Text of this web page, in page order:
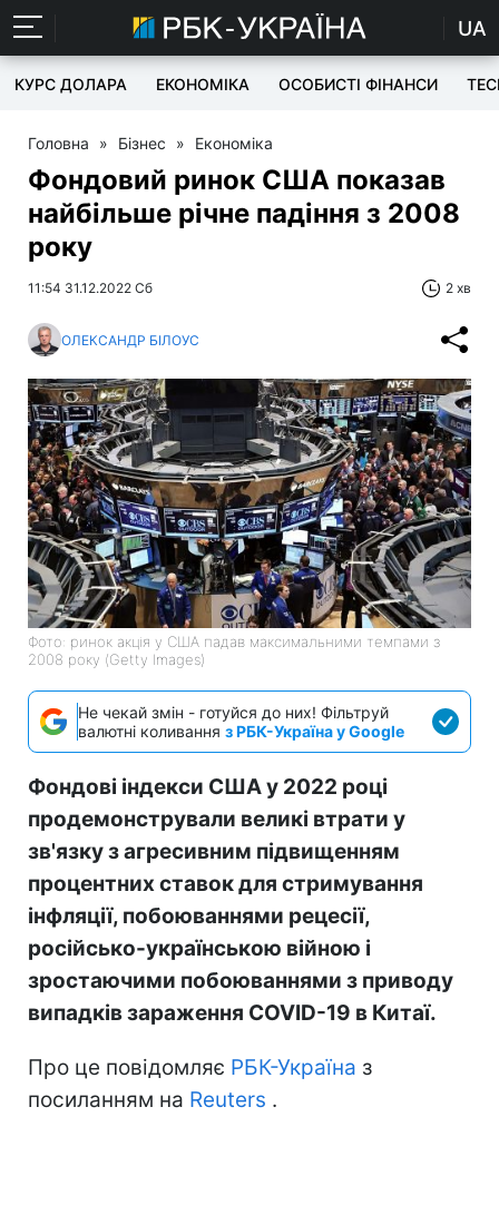
UA
КУРС ДОЛАРА ЕКОНОМІКА ОСОБИСТІ ФІНАНСИ
Головна » Бізнес » Економіка
Фондовий ринок США показав
найбільше річне падіння з 2008
року
11:54 31.12.2022 Сб 2 хв
ОЛЕКСАНДР БІЛОУС
Фото: ринок акція у США падав максимальними темпами з
2008 року (Getty Images)
Не чекай змін - готуйся до них! Фільтруй
валютні коливання з РБК-Україна у Google
Фондові індекси США у 2022 році
продемонстрували великі втрати у
зв'язку з агресивним підвищенням
процентних ставок для стримування
інфляції, побоюваннями рецесії,
російсько-українською війною і
зростаючими побоюваннями з приводу
випадків зараження COVID-19 в Китаї.
Про це повідомляє РБК-Україна з
посиланням на Reuters .